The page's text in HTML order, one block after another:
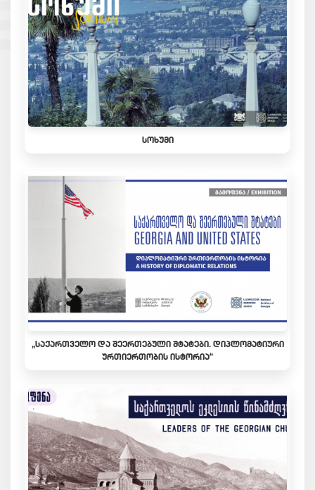
ᲡᲝᲮᲣᲛᲘ
„ᲡᲐᲥᲐᲠᲗᲕᲔᲚᲝ ᲓᲐ ᲨᲔᲔᲠᲗᲔᲑᲣᲚᲘ ᲨᲢᲐᲢᲔᲑᲘ. ᲓᲘᲞᲚᲝᲛᲐᲢᲘᲣᲠᲘ
ᲣᲠᲗᲘᲔᲠᲗᲝᲑᲘᲡ ᲘᲡᲢᲝᲠᲘᲐ“